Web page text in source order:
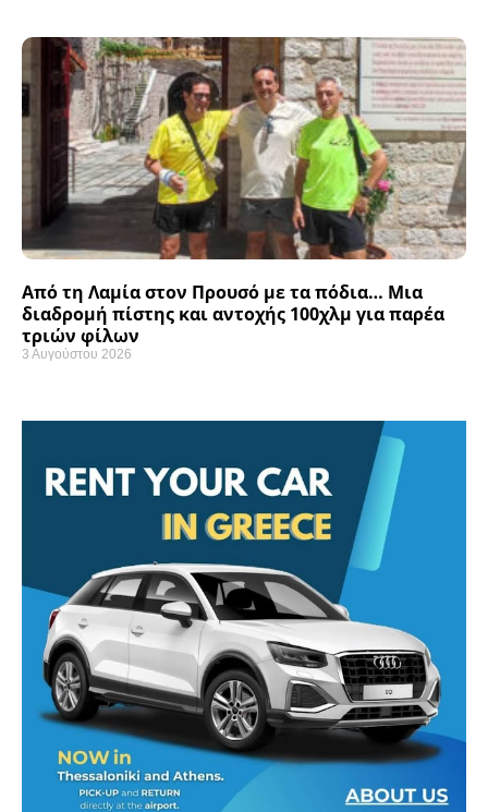
Από τη Λαμία στον Προυσό με τα πόδια… Μια
διαδρομή πίστης και αντοχής 100χλμ για παρέα
τριών φίλων
3 Αυγούστου 2026